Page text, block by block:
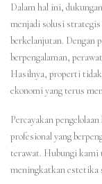
Dalam hal ini,
menjadi solusi
berkelanjutan. Dengan
berpengalaman,
Hasilnya, properti
ekonomi yang terus
Percayakan
profesional yang
terawat. Hubungi kami
meningkatkan estetika